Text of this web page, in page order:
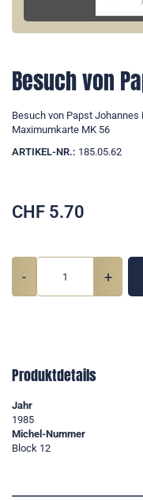
Besuch von
Besuch von Papst Johannes
Maximumkarte MK 56
ARTIKEL-NR.: 185.05.62
CHF 5.70
- +
Produktdetails
Jahr
1985
Michel-Nummer
Block 12